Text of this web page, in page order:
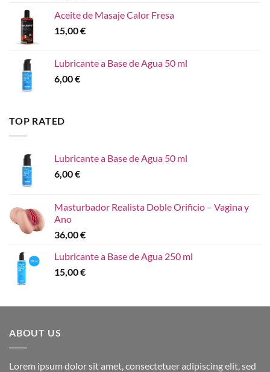
Aceite de Masaje Calor Fresa
15,00€
Lubricante a Base de Agua 50 ml
6,00€
TOP RATED
Lubricante a Base de Agua 50 ml
6,00€
Masturbador Realista Doble Orificio – Vagina y
Ano
36,00€
Lubricante a Base de Agua 250 ml
15,00€
ABOUT US
Lorem ipsum dolor sit amet, consectetuer adipiscing elit, sed